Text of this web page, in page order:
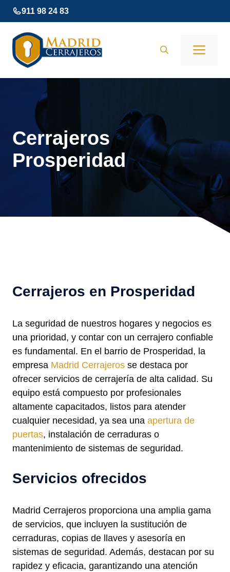
Saltar
al
contenido
911 98 24 83
Cerrajeros
Prosperidad
Cerrajeros en Prosperidad
La seguridad de nuestros hogares y negocios es
una prioridad, y contar con un cerrajero confiable
es fundamental. En el barrio de Prosperidad, la
empresa Madrid Cerrajeros se destaca por
ofrecer servicios de cerrajería de alta calidad. Su
equipo está compuesto por profesionales
altamente capacitados, listos para atender
cualquier necesidad, ya sea una apertura de
puertas, instalación de cerraduras o
mantenimiento de sistemas de seguridad.
Servicios ofrecidos
Madrid Cerrajeros proporciona una amplia gama
de servicios, que incluyen la sustitución de
cerraduras, copias de llaves y asesoría en
sistemas de seguridad. Además, destacan por su
rapidez y eficacia, garantizando una atención